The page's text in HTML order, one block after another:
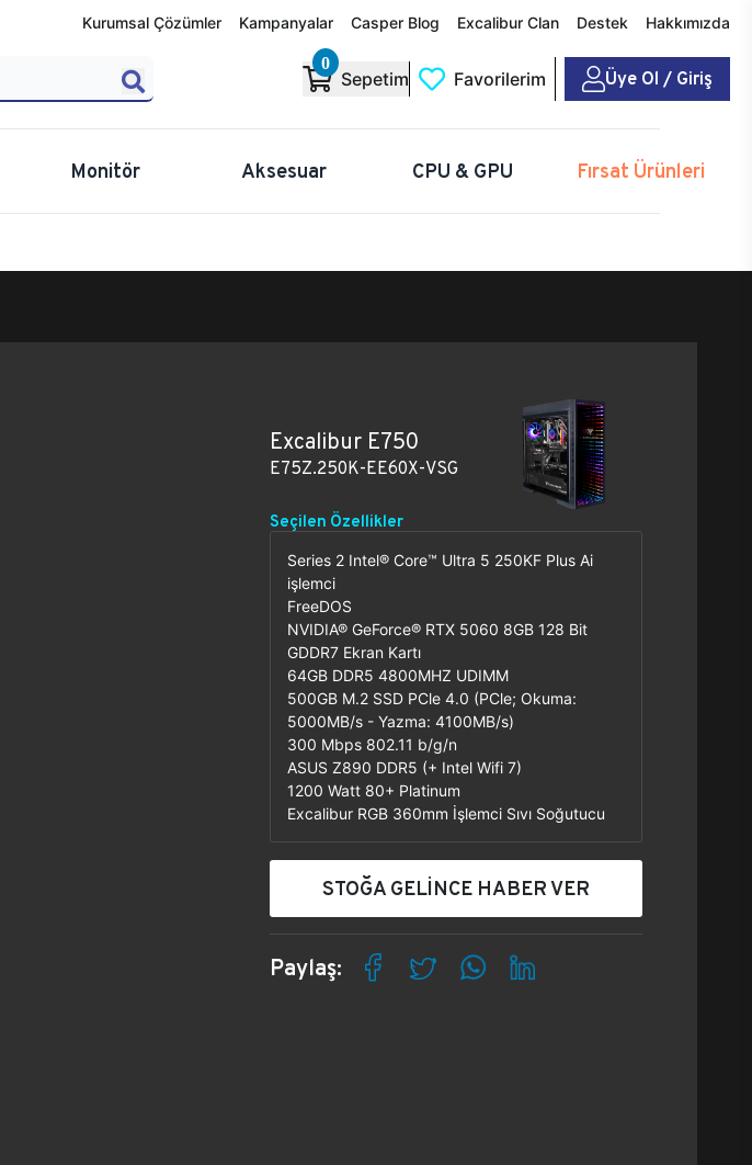
Kurumsal Çözümler Kampanyalar Casper Blog Excalibur Clan Destek Hakkımızda
0
Sepetim Favorilerim Üye Ol / Giriş
Monitör Aksesuar CPU & GPU Fırsat Ürünleri
Excalibur E750
E75Z.250K-EE60X-VSG
Seçilen Özellikler
Series 2 Intel® Core™ Ultra 5 250KF Plus Ai
işlemci
FreeDOS
NVIDIA® GeForce® RTX 5060 8GB 128 Bit
GDDR7 Ekran Kartı
64GB DDR5 4800MHZ UDIMM
500GB M.2 SSD PCle 4.0 (PCle; Okuma:
5000MB/s - Yazma: 4100MB/s)
300 Mbps 802.11 b/g/n
ASUS Z890 DDR5 (+ Intel Wifi 7)
1200 Watt 80+ Platinum
Excalibur RGB 360mm İşlemci Sıvı Soğutucu
STOĞA GELİNCE HABER VER
Paylaş: